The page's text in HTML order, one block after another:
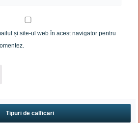
și site-ul web în acest navigator pentru
Tipuri de calficari